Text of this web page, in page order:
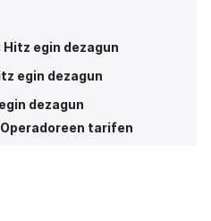
egin dezagun
egin dezagun
dezagun
tarifen